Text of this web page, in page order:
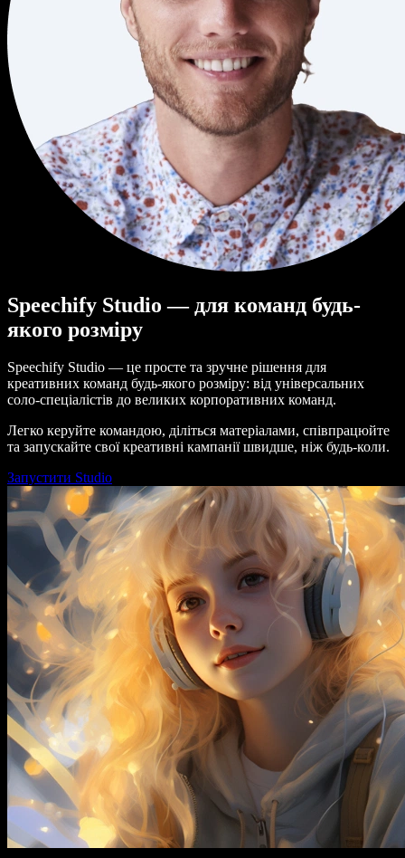
Speechify Studio — для команд будь-
якого розміру
Speechify Studio — це просте та зручне рішення для
креативних команд будь-якого розміру: від універсальних
соло-спеціалістів до великих корпоративних команд.
Легко керуйте командою, діліться матеріалами, співпрацюйте
та запускайте свої креативні кампанії швидше, ніж будь-коли.
Запустити Studio